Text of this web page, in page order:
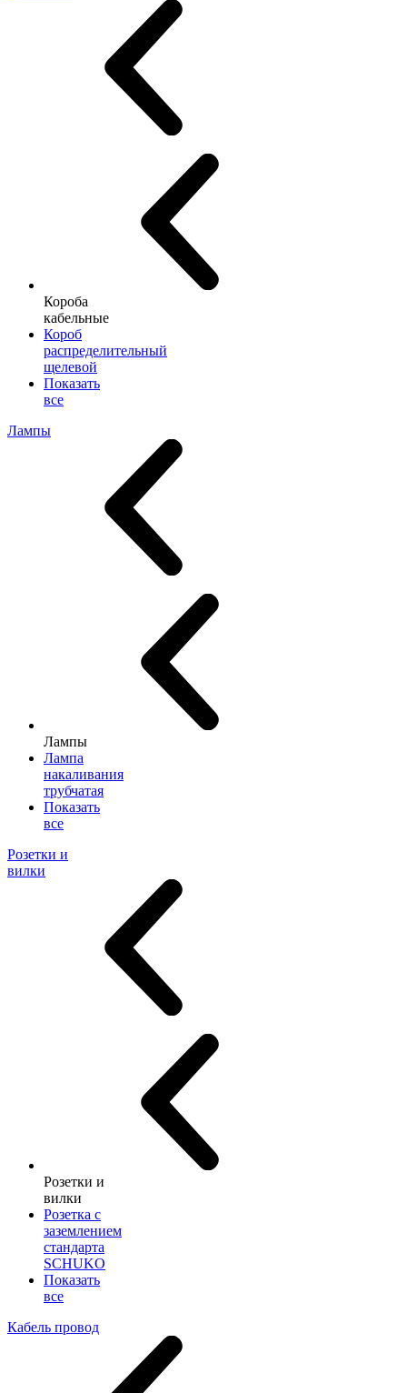
Короба
кабельные
Короб
распределительный
щелевой
Показать
все
Лампы
Лампы
Лампа
накаливания
трубчатая
Показать
все
Розетки и
вилки
Розетки и
вилки
Розетка с
заземлением
стандарта
SCHUKO
Показать
все
Кабель провод